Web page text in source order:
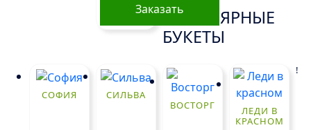
100 ГР.ЗаказатьПОПУЛЯРНЫЕ
БУКЕТЫ
СОФИЯ СИЛЬВА
ВОСТОРГ
ЛЕДИ В
КРАСНОМ
!